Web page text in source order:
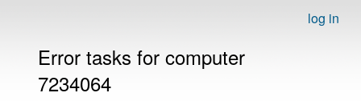
log in
Error tasks for computer
7234064